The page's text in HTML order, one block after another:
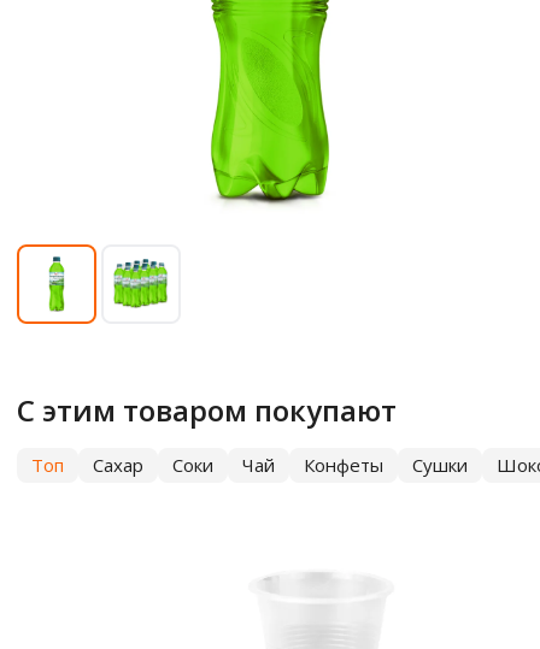
С этим товаром покупают
Топ Сахар Соки Чай Конфеты Сушки